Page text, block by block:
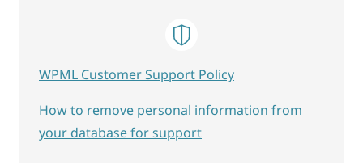
WPML Customer Support Policy
How to remove personal information from
your database for support